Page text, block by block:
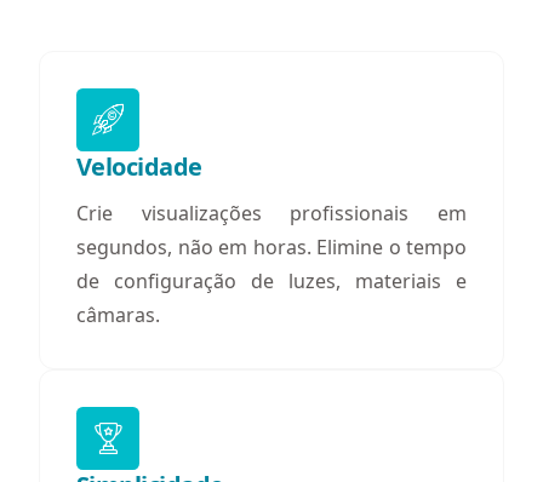
Velocidade
Crie visualizações profissionais em
segundos, não em horas. Elimine o tempo
de configuração de luzes, materiais e
câmaras.